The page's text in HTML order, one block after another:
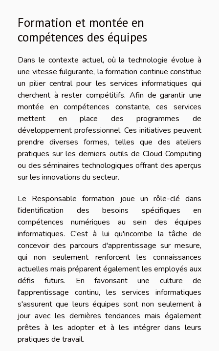
Formation et montée en
compétences des équipes
Dans le contexte actuel, où la technologie évolue à
une vitesse fulgurante, la formation continue constitue
un pilier central pour les services informatiques qui
cherchent à rester compétitifs. Afin de garantir une
montée en compétences constante, ces services
mettent en place des programmes de
développement professionnel. Ces initiatives peuvent
prendre diverses formes, telles que des ateliers
pratiques sur les derniers outils de Cloud Computing
ou des séminaires technologiques offrant des aperçus
sur les innovations du secteur.
Le Responsable formation joue un rôle-clé dans
l'identification des besoins spécifiques en
compétences numériques au sein des équipes
informatiques. C'est à lui qu'incombe la tâche de
concevoir des parcours d'apprentissage sur mesure,
qui non seulement renforcent les connaissances
actuelles mais préparent également les employés aux
défis futurs. En favorisant une culture de
l'apprentissage continu, les services informatiques
s'assurent que leurs équipes sont non seulement à
jour avec les dernières tendances mais également
prêtes à les adopter et à les intégrer dans leurs
pratiques de travail.